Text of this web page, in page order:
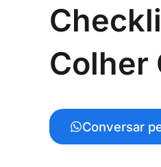
Colher
Conversar